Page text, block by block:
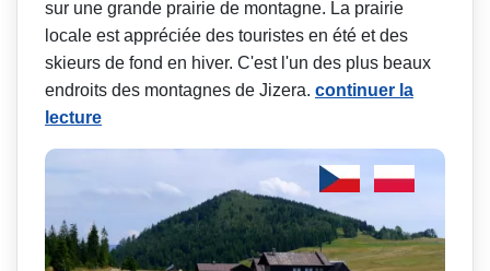
sur une grande prairie de montagne. La prairie
locale est appréciée des touristes en été et des
skieurs de fond en hiver. C'est l'un des plus beaux
endroits des montagnes de Jizera. continuer la
lecture